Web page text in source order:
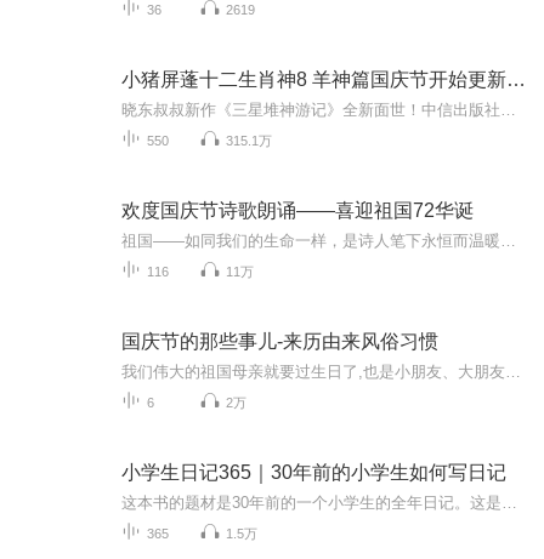
36 2619
小猪屏蓬十二生肖神8 羊神篇国庆节开始更新啦！
550 315.1万
欢度国庆节诗歌朗诵——喜迎祖国72华诞
116 11万
国庆节的那些事儿-来历由来风俗习惯
6 2万
小学生日记365｜30年前的小学生如何写日记
365 1.5万